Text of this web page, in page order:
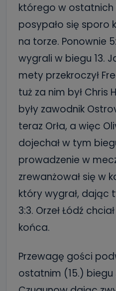
którego w
posypało się sporo
na torze. Ponownie
wygrali w biegu 13.
mety przekroczył
tuż za nim był Chris
były zawodnik
teraz Orła, a więc
dojechał w tym
prowadzenie w
zrewanżował się w
który wygrał, dając
3:3. Orzeł Łódź
końca.
Przewagę gości
ostatnim (15.) biegu